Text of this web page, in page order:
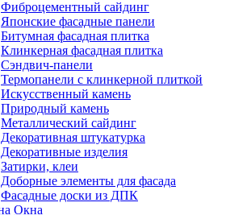
Фиброцементный сайдинг
Японские фасадные панели
Битумная фасадная плитка
Клинкерная фасадная плитка
Сэндвич-панели
Термопанели с клинкерной плиткой
Искусственный камень
Природный камень
Металлический сайдинг
Декоративная штукатурка
Декоративные изделия
Затирки, клеи
Доборные элементы для фасада
Фасадные доски из ДПК
Окна